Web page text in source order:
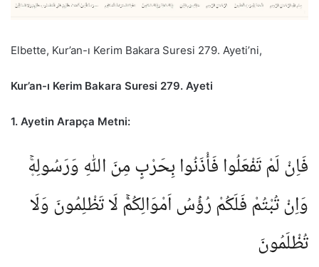
Elbette, Kur’an-ı Kerim Bakara Suresi 279. Ayeti’ni,
Kur’an-ı Kerim Bakara Suresi 279. Ayeti
1. Ayetin Arapça Metni:
فَاِنْ لَمْ تَفْعَلُوا فَأْذَنُوا بِحَرْبٍ مِنَ اللّٰهِ وَرَسُولِه۪ۚ
وَاِنْ تُبْتُمْ فَلَكُمْ رُؤُ۫سُ اَمْوَالِكُمْۚ لَا تَظْلِمُونَ وَلَا
تُظْلَمُونَ